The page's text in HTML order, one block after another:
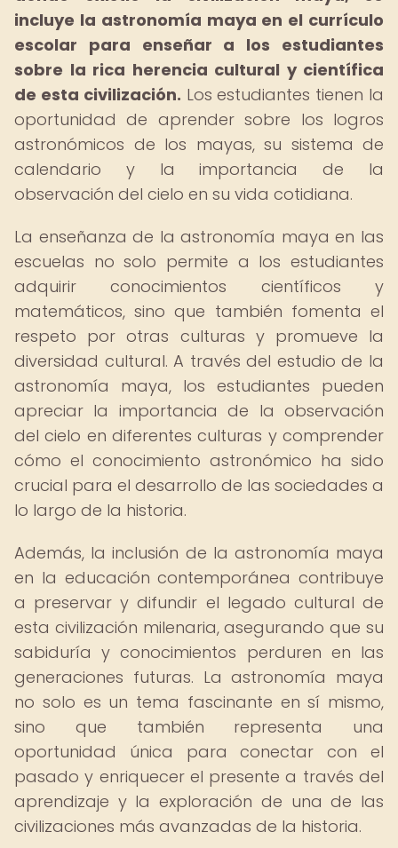
incluye la astronomía maya en el currículo
escolar para enseñar a los estudiantes
sobre la rica herencia cultural y científica
de esta civilización. Los estudiantes tienen la
oportunidad de aprender sobre los logros
astronómicos de los mayas, su sistema de
calendario y la importancia de la
observación del cielo en su vida cotidiana.
La enseñanza de la astronomía maya en las
escuelas no solo permite a los estudiantes
adquirir conocimientos científicos y
matemáticos, sino que también fomenta el
respeto por otras culturas y promueve la
diversidad cultural. A través del estudio de la
astronomía maya, los estudiantes pueden
apreciar la importancia de la observación
del cielo en diferentes culturas y comprender
cómo el conocimiento astronómico ha sido
crucial para el desarrollo de las sociedades a
lo largo de la historia.
Además, la inclusión de la astronomía maya
en la educación contemporánea contribuye
a preservar y difundir el legado cultural de
esta civilización milenaria, asegurando que su
sabiduría y conocimientos perduren en las
generaciones futuras. La astronomía maya
no solo es un tema fascinante en sí mismo,
sino que también representa una
oportunidad única para conectar con el
pasado y enriquecer el presente a través del
aprendizaje y la exploración de una de las
civilizaciones más avanzadas de la historia.